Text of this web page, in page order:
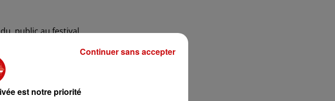
public au festival
« One Medical Show ».
Bretagne, Provence,
est notre priorité
Continuer sans accepter